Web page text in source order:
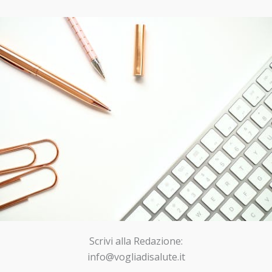
Scrivi alla Redazione:
info@vogliadisalute.it